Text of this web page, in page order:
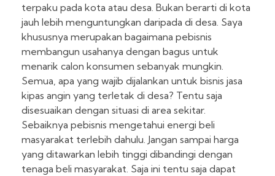
terpaku pada kota atau desa. Bukan berarti di kota
jauh lebih menguntungkan daripada di desa. Saya
khususnya merupakan bagaimana pebisnis
membangun usahanya dengan bagus untuk
menarik calon konsumen sebanyak mungkin.
Semua, apa yang wajib dijalankan untuk bisnis jasa
kipas angin yang terletak di desa? Tentu saja
disesuaikan dengan situasi di area sekitar.
Sebaiknya pebisnis mengetahui energi beli
masyarakat terlebih dahulu. Jangan sampai harga
yang ditawarkan lebih tinggi dibandingi dengan
tenaga beli masyarakat. Saja ini tentu saja dapat